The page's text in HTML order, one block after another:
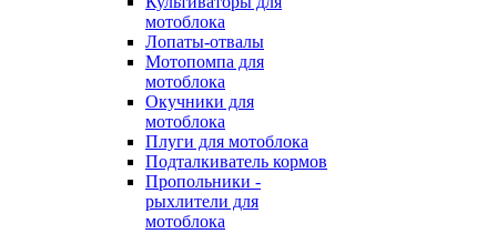
мотоблока
Лопаты-отвалы
Мотопомпа для
мотоблока
Окучники для
мотоблока
Плуги для мотоблока
Подталкиватель кормов
Пропольники -
рыхлители для
мотоблока